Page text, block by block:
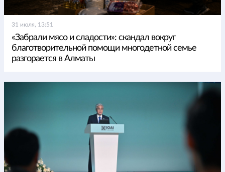
31 июля, 13:51
«Забрали мясо и сладости»: скандал вокруг
благотворительной помощи многодетной семье
разгорается в Алматы